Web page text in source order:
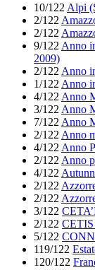
10/122 Alpi
2/122
2/122
9/122 Anno
2009)
2/122 Anno
1/122 Anno
4/122 Anno
3/122 Anno
7/122 Anno
2/122 Anno
4/122 Anno
2/122 Anno
4/122
2/122
2/122
3/122
2/122 CETIS
5/122
119/122
120/122